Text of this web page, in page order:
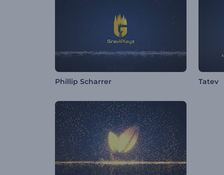
Phillip Scharrer Tatev